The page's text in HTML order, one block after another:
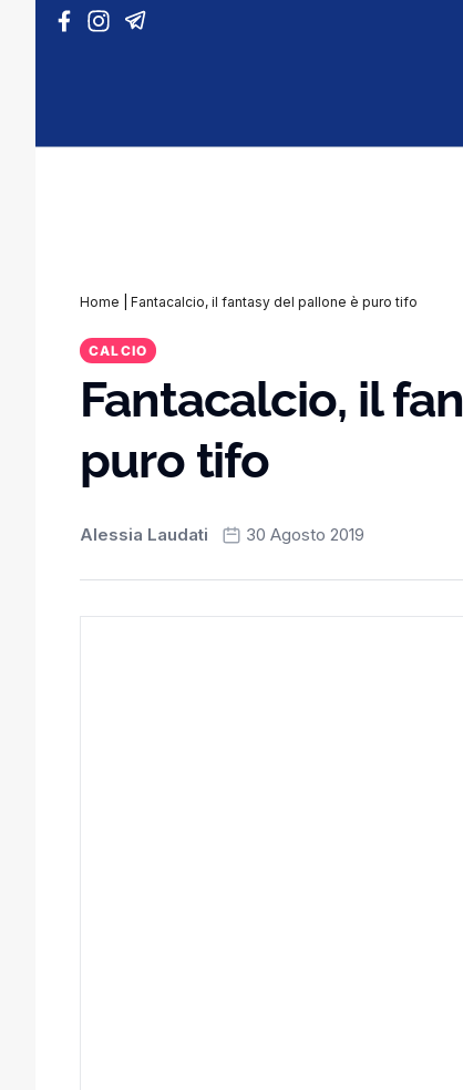
Vai al contenuto
Home Fantacalcio, il fantasy del pallone è puro tifo
CALCIO
Fantacalcio, il
puro tifo
Alessia Laudati 30 Agosto 2019